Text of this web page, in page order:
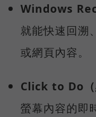
Windows
就能快速回溯
或網頁內容。
Click to Do（
螢幕內容的即